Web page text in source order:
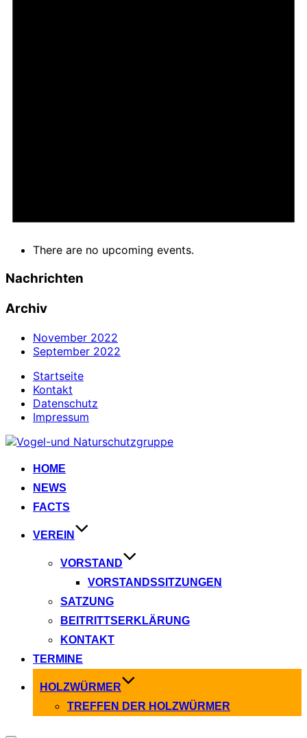
There are no upcoming events.
Nachrichten
Archiv
November 2022
September 2022
Startseite
Kontakt
Datenschutz
Impressum
Zum
springenHOME
NEWS
FACTS
VEREIN
VORSTAND
VORSTANDSSITZUNGEN
SATZUNG
BEITRITTSERKLÄRUNG
KONTAKT
TERMINE
HOLZWÜRMER
TREFFEN DER HOLZWÜRMER